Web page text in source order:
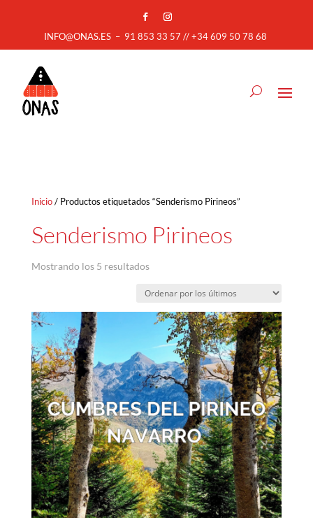
INFO@ONAS.ES – 91 853 33 57 // +34 609 50 78 68
Inicio/ Productos etiquetados “Senderismo Pirineos”
Senderismo Pirineos
Mostrando los 5 resultadosOrdenado
los
últimos